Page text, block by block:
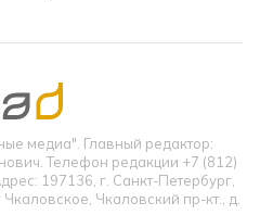
медиа". Главный редактор:
Телефон редакции +7 (812)
197136, г. Санкт-Петербург,
Чкаловский пр-кт., д.